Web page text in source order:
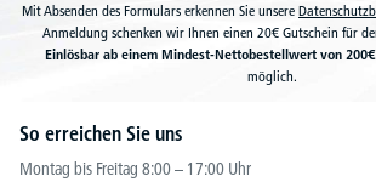
Mit Absenden des Formulars erkennen Sie unsere
Anmeldung schenken wir Ihnen einen 20€ Gutschein für
Einlösbar ab einem Mindest-Nettobestellwert von
möglich.
So erreichen Sie uns
Montag bis Freitag 8:00 – 17:00 Uhr